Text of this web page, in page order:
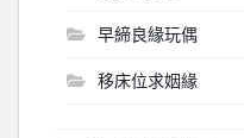
早締良緣玩偶
移床位求姻緣